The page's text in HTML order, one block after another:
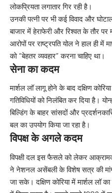
लोकप्रियता लगातार गिर रही है।
उनकी पत्नी पर भी कई विवाद और
बाजार में हेराफेरी और रिश्वत के तौर
आरोपों पर राष्ट्रपति योल ने हाल ही में
को “बेहतर व्यवहार” करना चाहिए था।
सेना का कदम
मार्शल लॉ लागू होने के बाद दक्षिण
गतिविधियों को निलंबित कर दिया है।
बिल्डिंग के बाहर सांसदों और
बल का उपयोग किया जा रहा है।
विपक्ष के अगले कदम
विपक्षी दल इस फैसले को लेकर
ने नेशनल असेंबली के विशेष सत्र की मांग
जा सके। दक्षिण कोरिया में मार्शल लॉ